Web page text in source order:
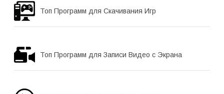
Топ Программ для Скачивания Игр
Топ Программ для Записи Видео с Экрана